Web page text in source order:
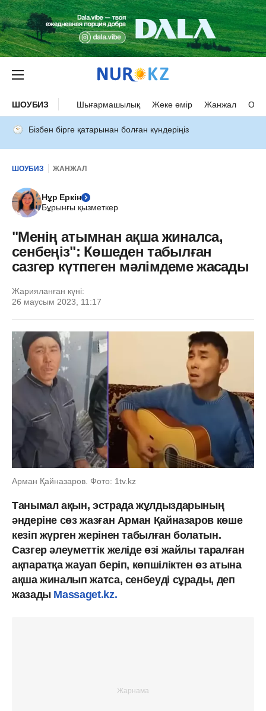
ШОУБИЗ Шығармашылық Жеке өмір Жанжал
Бізбен бірге қатарынан болған күндеріңіз
ШОУБИЗ ЖАНЖАЛ
Нұр Еркін
Бұрынғы қызметкер
"Менің атымнан ақша жиналса,
сенбеңіз": Көшеден табылған
сазгер күтпеген мәлімдеме жасады
Жарияланған күні:
26 маусым 2023, 11:17
Арман Қайназаров. Фото: 1tv.kz
Танымал ақын, эстрада жұлдыздарының
әндеріне сөз жазған Арман Қайназаров көше
кезіп жүрген жерінен табылған болатын.
Сазгер әлеуметтік желіде өзі жайлы таралған
ақпаратқа жауап беріп, көпшіліктен өз атына
ақша жиналып жатса, сенбеуді сұрады, деп
жазадыMassaget.kz.